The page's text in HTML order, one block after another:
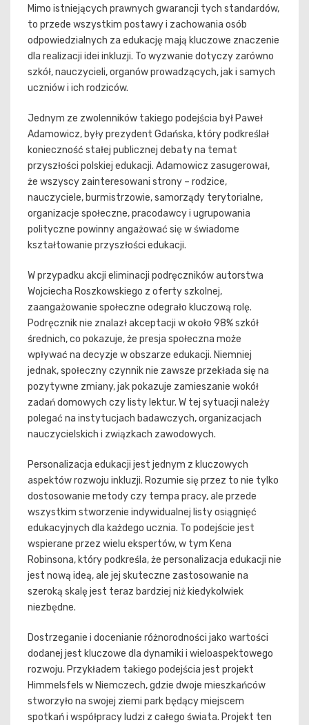
Mimo istniejących prawnych gwarancji tych standardów,
to przede wszystkim postawy i zachowania osób
odpowiedzialnych za edukację mają kluczowe znaczenie
dla realizacji idei inkluzji. To wyzwanie dotyczy zarówno
szkół, nauczycieli, organów prowadzących, jak i samych
uczniów i ich rodziców.
Jednym ze zwolenników takiego podejścia był Paweł
Adamowicz, były prezydent Gdańska, który podkreślał
konieczność stałej publicznej debaty na temat
przyszłości polskiej edukacji. Adamowicz zasugerował,
że wszyscy zainteresowani strony – rodzice,
nauczyciele, burmistrzowie, samorządy terytorialne,
organizacje społeczne, pracodawcy i ugrupowania
polityczne powinny angażować się w świadome
kształtowanie przyszłości edukacji.
W przypadku akcji eliminacji podręczników autorstwa
Wojciecha Roszkowskiego z oferty szkolnej,
zaangażowanie społeczne odegrało kluczową rolę.
Podręcznik nie znalazł akceptacji w około 98% szkół
średnich, co pokazuje, że presja społeczna może
wpływać na decyzje w obszarze edukacji. Niemniej
jednak, społeczny czynnik nie zawsze przekłada się na
pozytywne zmiany, jak pokazuje zamieszanie wokół
zadań domowych czy listy lektur. W tej sytuacji należy
polegać na instytucjach badawczych, organizacjach
nauczycielskich i związkach zawodowych.
Personalizacja edukacji jest jednym z kluczowych
aspektów rozwoju inkluzji. Rozumie się przez to nie tylko
dostosowanie metody czy tempa pracy, ale przede
wszystkim stworzenie indywidualnej listy osiągnięć
edukacyjnych dla każdego ucznia. To podejście jest
wspierane przez wielu ekspertów, w tym Kena
Robinsona, który podkreśla, że personalizacja edukacji nie
jest nową ideą, ale jej skuteczne zastosowanie na
szeroką skalę jest teraz bardziej niż kiedykolwiek
niezbędne.
Dostrzeganie i docenianie różnorodności jako wartości
dodanej jest kluczowe dla dynamiki i wieloaspektowego
rozwoju. Przykładem takiego podejścia jest projekt
Himmelsfels w Niemczech, gdzie dwoje mieszkańców
stworzyło na swojej ziemi park będący miejscem
spotkań i współpracy ludzi z całego świata. Projekt ten